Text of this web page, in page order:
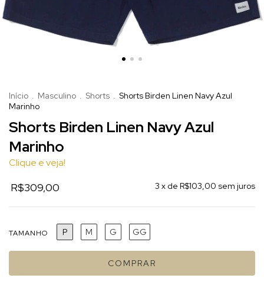
Início . Masculino . Shorts . Shorts Birden Linen Navy Azul
Marinho
Shorts Birden Linen Navy Azul
Marinho
Clique e veja!
R$309,00 3 x de R$103,00 sem juros
TAMANHO P M G GG